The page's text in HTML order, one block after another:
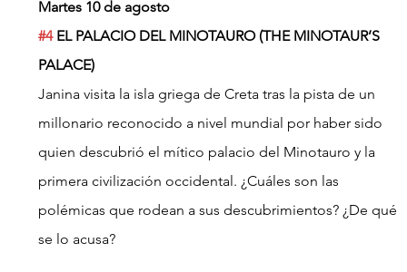
Martes 10 de agosto
#4 EL PALACIO DEL MINOTAURO (THE MINOTAUR’S
PALACE)
Janina visita la isla griega de Creta tras la pista de un
millonario reconocido a nivel mundial por haber sido
quien descubrió el mítico palacio del Minotauro y la
primera civilización occidental. ¿Cuáles son las
polémicas que rodean a sus descubrimientos? ¿De qué
se lo acusa?